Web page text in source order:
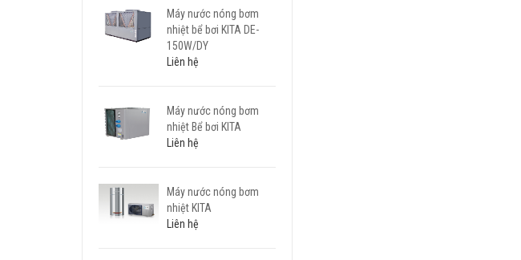
Máy nước nóng bơm
nhiệt bể bơi KITA DE-
150W/DY
Liên hệ
Máy nước nóng bơm
nhiệt Bể bơi KITA
Liên hệ
Máy nước nóng bơm
nhiệt KITA
Liên hệ